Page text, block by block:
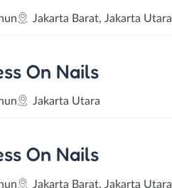
Jakarta Barat, Jakarta Utara
On Nails
Jakarta Utara
On Nails
Jakarta Barat, Jakarta Utara